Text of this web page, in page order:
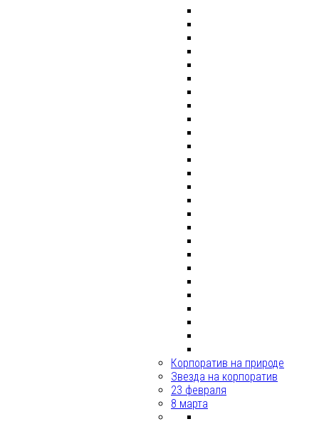
Корпоратив на природе
Звезда на корпоратив
23 февраля
8 марта